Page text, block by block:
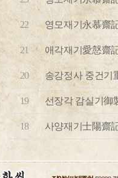
22 영모재기永慕齋
21 애각재기愛慤齋
20 송강정사 중건기
19 선장각 감실기御
18 사양재기士陽齋